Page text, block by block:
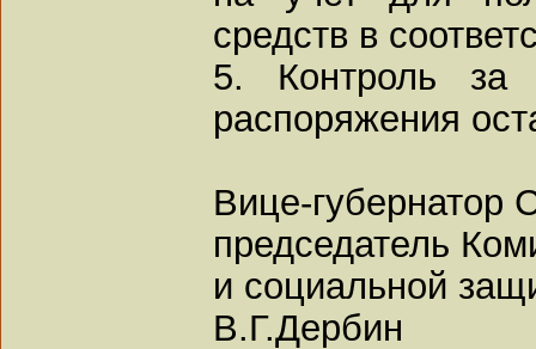
средств в
5. Контроль за
распоряжения
Вице-губернатор
председатель
и социальной
В.Г.Дербин